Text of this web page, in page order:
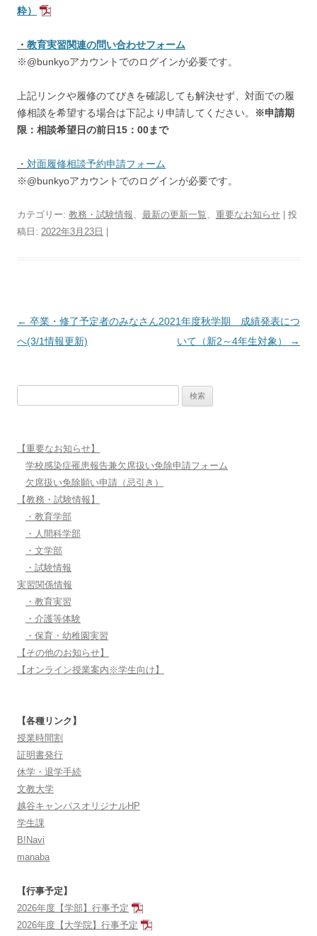
粋）
・ 教育実習関連の問い合わせフォーム
※@bunkyoアカウントでのログインが必要です。
上記リンクや履修のてびきを確認しても解決せず、対面での履
修相談を希望する場合は下記より申請してください。
※申請期
限：相談希望日の前日15：00まで
・ 対面履修相談予約申請フォーム
※@bunkyoアカウントでのログインが必要です。
カテゴリー: 教務・試験情報 最新の更新一覧 重要なお知らせ | 投
稿日: 2022年3月23日
投
稿
ン
← 卒業・修了予定者のみなさん
へ(3/1情報更新)
2021年度秋学期 成績発表につ
いて（新2～4年生対象）
→
【重要なお知らせ】
学校感染症罹患報告兼欠席扱い免除申請フォーム
欠席扱い免除願い申請（忌引き）
【教務・試験情報】
・教育学部
・人間科学部
・文学部
・試験情報
実習関係情報
・教育実習
・介護等体験
・保育・幼稚園実習
【その他のお知らせ】
【オンライン授業案内※学生向け】
【各種リンク】
授業時間割
証明書発行
休学・退学手続
文教大学
越谷キャンパスオリジナルHP
学生課
B!Navi
manaba
【行事予定】
2026年度【学部】行事予定
2026年度【大学院】行事予定